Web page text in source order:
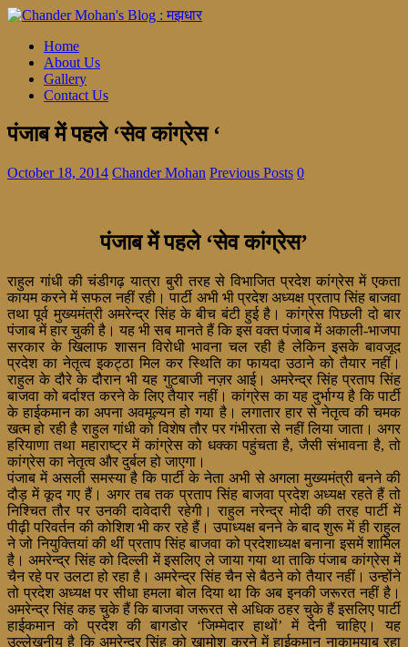
Home
About Us
Gallery
Contact Us
पंजाब में पहले ‘सेव कांग्रेस ‘
October 18, 2014 Chander Mohan Previous Posts 0
पंजाब में पहले ‘सेव कांग्रेस’
राहुल गांधी की चंडीगढ़ यात्रा बुरी तरह से विभाजित प्रदेश कांग्रेस में एकता
कायम करने में सफल नहीं रही। पार्टी अभी भी प्रदेश अध्यक्ष प्रताप सिंह बाजवा
तथा पूर्व मुख्यमंत्री अमरेन्द्र सिंह के बीच बंटी हुई है। कांग्रेस पिछली दो बार
पंजाब में हार चुकी है। यह भी सब मानते हैं कि इस वक्त पंजाब में अकाली-भाजपा
सरकार के खिलाफ शासन विरोधी भावना चल रही है लेकिन इसके बावजूद
प्रदेश का नेतृत्व इकट्ठा मिल कर स्थिति का फायदा उठाने को तैयार नहीं।
राहुल के दौरे के दौरान भी यह गुटबाजी नज़र आई। अमरेन्द्र सिंह प्रताप सिंह
बाजवा को बर्दाश्त करने के लिए तैयार नहीं। कांग्रेस का यह दुर्भाग्य है कि पार्टी
के हाईकमान का अपना अवमूल्यन हो गया है। लगातार हार से नेतृत्व की चमक
खत्म हो रही है राहुल गांधी को विशेष तौर पर गंभीरता से नहीं लिया जाता। अगर
हरियाणा तथा महाराष्ट्र में कांग्रेस को धक्का पहुंचताहै, जैसी संभावना है, तो
कांग्रेस का नेतृत्व और दुर्बल हो जाएगा।
पंजाब में असली समस्या है कि पार्टी के नेता अभी से अगला मुख्यमंत्री बनने की
दौड़ में कूद गए हैं। अगर तब तक प्रताप सिंह बाजवा प्रदेश अध्यक्ष रहते हैं तो
निश्चित तौर पर उनकी दावेदारी रहेगी। राहुल नरेन्द्र मोदी की तरह पार्टी में
पीढ़ी परिवर्तन की कोशिश भी कर रहे हैं। उपाध्यक्ष बनने के बाद शुरू में ही राहुल
ने जो नियुक्तियां की थीं प्रताप सिंह बाजवा को प्रदेशाध्यक्ष बनाना इसमें शामिल
है। अमरेन्द्र सिंह को दिल्ली में इसलिए ले जाया गया था ताकि पंजाब कांग्रेस में
चैन रहे पर उलटा हो रहा है। अमरेन्द्र सिंह चैन से बैठने को तैयार नहीं। उन्होंने
तो प्रदेश अध्यक्ष पर सीधा हमला बोल दिया था कि अब इनकी जरूरत नहीं है।
अमरेन्द्र सिंह कह चुके हैं कि बाजवा जरूरत से अधिक ठहर चुके हैं इसलिए पार्टी
हाईकमान को प्रदेश की बागडोर ‘जिम्मेदार हाथों’ में देनी चाहिए। यह
उल्लेखनीय है कि अमरेन्द्र सिंह को खामोश करने में हाईकमान नाकामयाब रहा